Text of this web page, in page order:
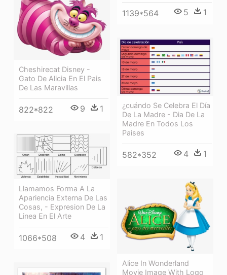
1139*564 5 1
Cheshirecat Disney -
Gato De Alicia En El Pais
De Las Maravillas
822*822 9 1
¿cuándo Se Celebra El Día
De La Madre - Dia De La
Madre En Todos Los
Paises
582*352 4 1
Llamamos Forma A La
Apariencia Externa De Las
Cosas, - Expresion De La
Linea En El Arte
1066*508 4 1
Alice In Wonderland
Movie Image With Logo